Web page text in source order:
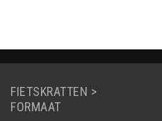
FIETSKRATTEN >
FORMAAT